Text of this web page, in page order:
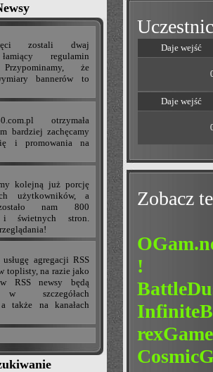
zostali dwaj
regulamin
że
bannerów to
otrzymała
bardziej zachęcamy
i promowania na
kolejną już porcję
użytkowników, a
nam 800
i świetnych stron.
agregacji RSS
toplisty, na razie jako
RSS newsy będą
w szczegółach
także na kanałach
Daje wejść
Daje wejść
Zobacz
!